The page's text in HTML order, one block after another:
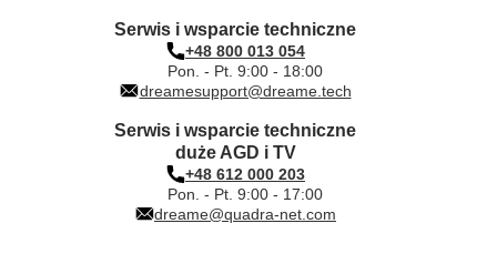
Serwis i wsparcie techniczne
+48 800 013 054
Pon. - Pt. 9:00 - 18:00
dreamesupport@dreame.tech
Serwis i wsparcie techniczne
duże AGD i TV
+48 612 000 203
Pon. - Pt. 9:00 - 17:00
dreame@quadra-net.com